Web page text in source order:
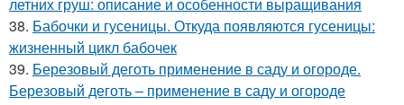
38. Бабочки и гусеницы. Откуда появляются гусеницы:
жизненный цикл бабочек
39. Березовый деготь применение в саду и огороде.
Березовый деготь – применение в саду и огороде